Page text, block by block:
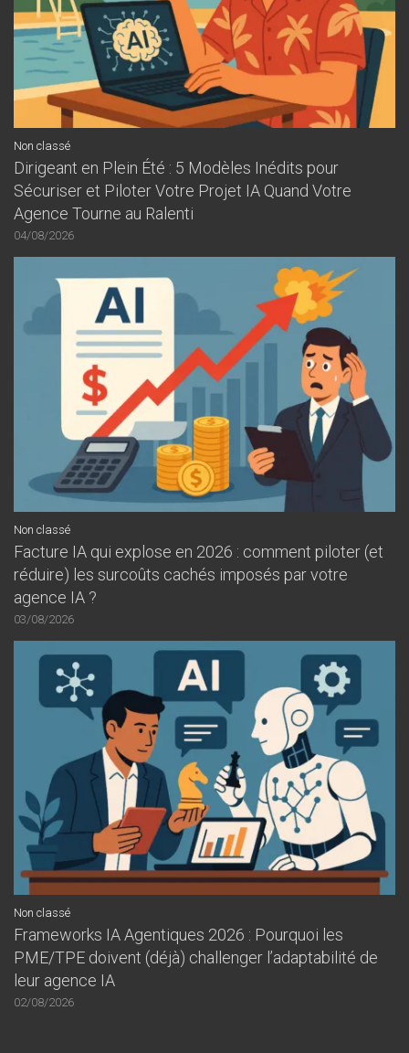
Non classé
Dirigeant en Plein Été : 5 Modèles Inédits pour
Sécuriser et Piloter Votre Projet IA Quand Votre
Agence Tourne au Ralenti
04/08/2026
Non classé
Facture IA qui explose en 2026 : comment piloter (et
réduire) les surcoûts cachés imposés par votre
agence IA ?
03/08/2026
Non classé
Frameworks IA Agentiques 2026 : Pourquoi les
PME/TPE doivent (déjà) challenger l’adaptabilité de
leur agence IA
02/08/2026